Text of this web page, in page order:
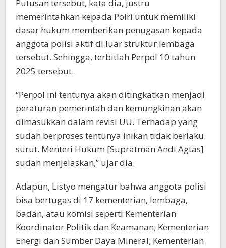
Putusan tersebut, kata dia, justru
memerintahkan kepada Polri untuk memiliki
dasar hukum memberikan penugasan kepada
anggota polisi aktif di luar struktur lembaga
tersebut. Sehingga, terbitlah Perpol 10 tahun
2025 tersebut.
“Perpol ini tentunya akan ditingkatkan menjadi
peraturan pemerintah dan kemungkinan akan
dimasukkan dalam revisi UU. Terhadap yang
sudah berproses tentunya inikan tidak berlaku
surut. Menteri Hukum [Supratman Andi Agtas]
sudah menjelaskan,” ujar dia.
Adapun, Listyo mengatur bahwa anggota polisi
bisa bertugas di 17 kementerian, lembaga,
badan, atau komisi seperti Kementerian
Koordinator Politik dan Keamanan; Kementerian
Energi dan Sumber Daya Mineral; Kementerian